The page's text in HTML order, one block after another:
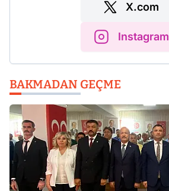
X.com
Instagram
BAKMADAN GEÇME